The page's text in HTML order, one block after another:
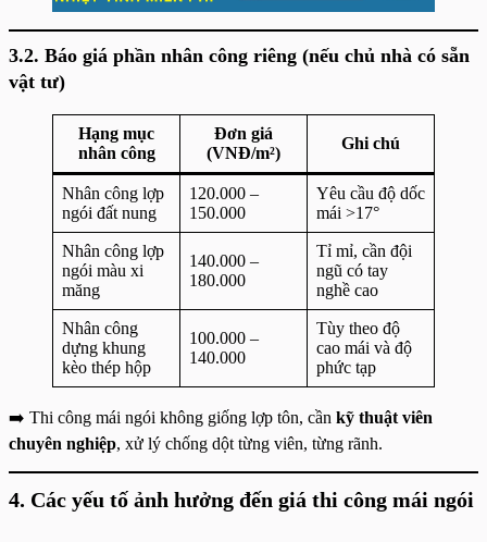
3.2. Báo giá phần nhân công riêng (nếu chủ nhà có sẵn
vật tư)
Hạng mục
nhân công
Đơn giá
(VNĐ/m²)
Ghi chú
Nhân công lợp
ngói đất nung
120.000 –
150.000
Yêu cầu độ dốc
mái >17°
Nhân công lợp
ngói màu xi
măng
140.000 –
180.000
Tỉ mỉ, cần đội
ngũ có tay
nghề cao
Nhân công
dựng khung
kèo thép hộp
100.000 –
140.000
Tùy theo độ
cao mái và độ
phức tạp
➡️ Thi công mái ngói không giống lợp tôn, cần kỹ thuật viên
chuyên nghiệp, xử lý chống dột từng viên, từng rãnh.
4. Các yếu tố ảnh hưởng đến giá thi công mái ngói